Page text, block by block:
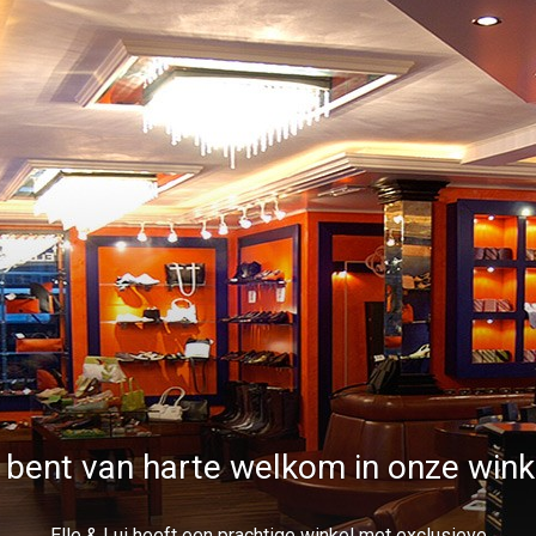
bent van harte welkom in onze